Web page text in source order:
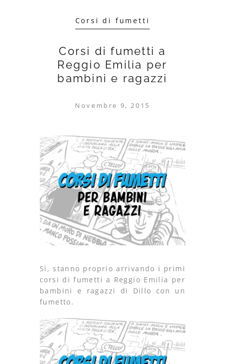
Corsi di fumetti
Corsi di fumetti a
Reggio Emilia per
bambini e ragazzi
Novembre 9, 2015
Sì, stanno proprio arrivando i primi
corsi di fumetti a Reggio Emilia per
bambini e ragazzi di Dillo con un
fumetto.